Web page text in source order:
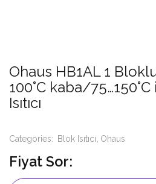
Ohaus HB1AL 1
100°C kaba/
Isıtıcı
Categories: Blok Isıtıcı Ohaus
Fiyat Sor: